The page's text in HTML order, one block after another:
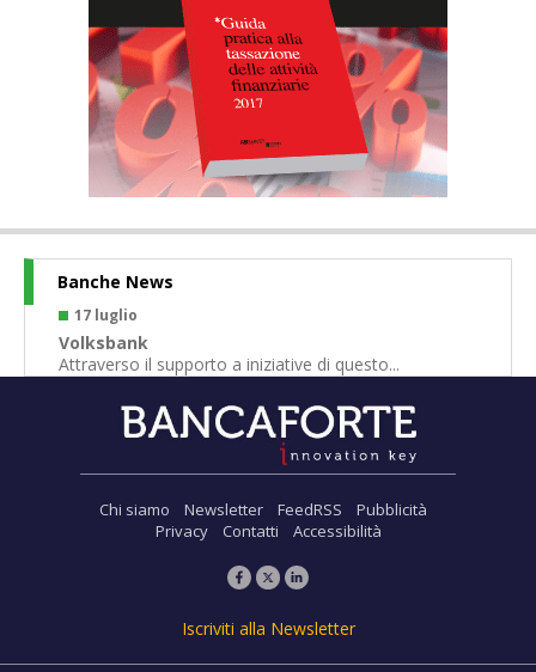
Banche News
17 luglio
Volksbank
Attraverso il supporto a iniziative di questo...
Chi siamo Newsletter FeedRSS
Pubblicità
Privacy
Contatti Accessibilità
Iscriviti alla Newsletter